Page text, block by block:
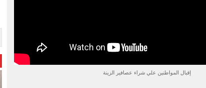
إقبال المواطنين علي شراء عصافير الزينة